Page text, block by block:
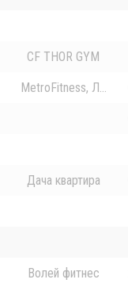
CF THOR GYM
MetroFitness, Л...
Дача квартира
Волей фитнес